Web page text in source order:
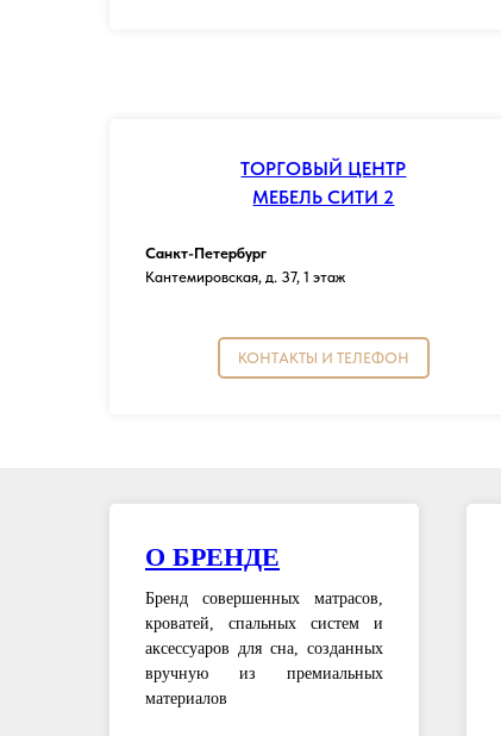
ТОРГОВЫЙ ЦЕНТР
МЕБЕЛЬ СИТИ 2
Санкт-Петербург
Кантемировская, д. 37, 1 этаж
КОНТАКТЫ И ТЕЛЕФОН
О БРЕНДЕ
Бренд совершенных матрасов,
кроватей, спальных систем и
аксессуаров для сна, созданных
вручную из премиальных
материалов